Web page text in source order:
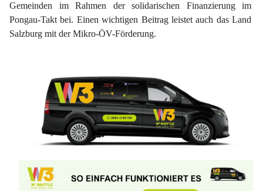
Gemeinden im Rahmen der solidarischen Finanzierung im
Pongau-Takt bei. Einen wichtigen Beitrag leistet auch das Land
Salzburg mit der Mikro-ÖV-Förderung.